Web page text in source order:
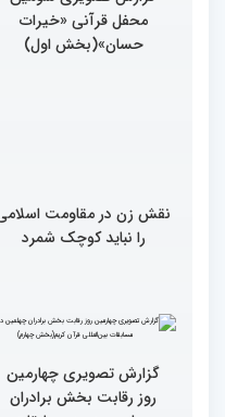
گزارش تصویری سومین